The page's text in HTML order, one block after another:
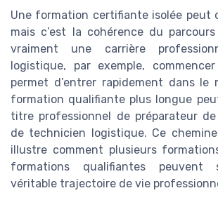
Une formation certifiante isolée peut
mais c’est la cohérence du
vraiment une carrière
logistique, par exemple,
permet d’entrer rapidement dans le
formation qualifiante plus longue
titre professionnel de préparateur
de technicien logistique. Ce
illustre comment plusieurs
formations qualifiantes peuvent
véritable trajectoire de vie